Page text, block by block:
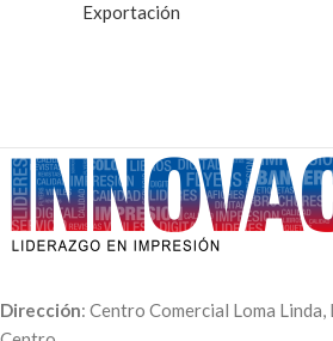
Exportación
Dirección: Centro Comercial Loma